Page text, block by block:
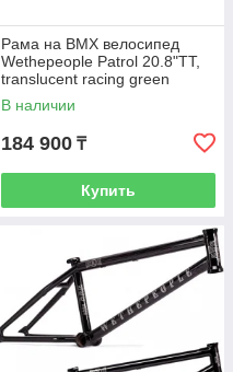
Рама на BMX велосипед
Wethepeople Patrol 20.8"TT,
translucent racing green
В наличии
184 900 ₸
Купить